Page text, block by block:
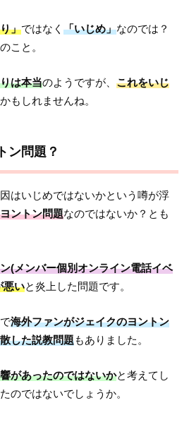
」ではなく「いじめ」なのでは？
こと。
は本当のようですが、これをいじ
かもしれませんね。
ン問題？
はいじめではないかという噂が浮
ヨントン問題なのではないか？とも
(メンバー個別オンライン電話イベ
悪いと炎上した問題です。
海外ファンがジェイクのヨントン
した説教問題もありました。
があったのではないかと考えてし
のではないでしょうか。